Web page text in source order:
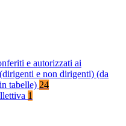
e autorizzati ai
e non dirigenti) (da
tabelle) 24
1